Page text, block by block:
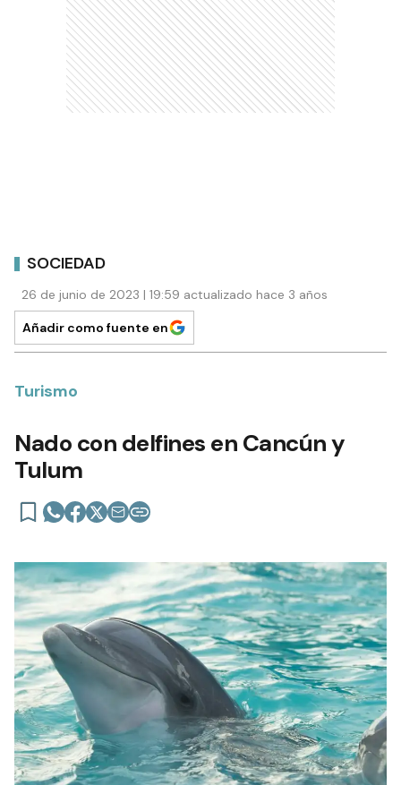
SOCIEDAD
26 de junio de 2023 | 19:59 actualizado hace 3 años
Añadir como fuente en
Turismo
Nado con delfines en Cancún y
Tulum